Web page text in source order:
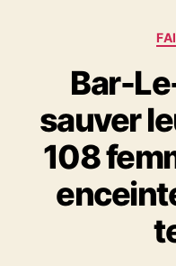
Bar-
sauver
108